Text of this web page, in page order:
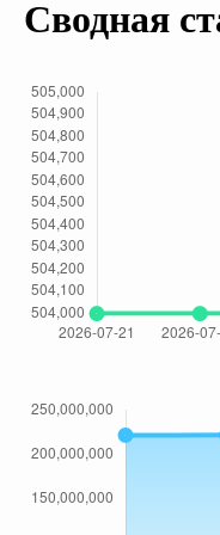
Сводная